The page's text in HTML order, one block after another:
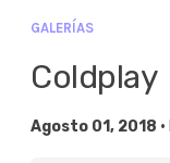
GALERÍAS
Coldplay
Agosto 01, 2018 •